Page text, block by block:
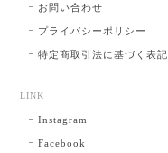
お問い合わせ
プライバシーポリシー
特定商取引法に基づく表記
LINK
Instagram
Facebook